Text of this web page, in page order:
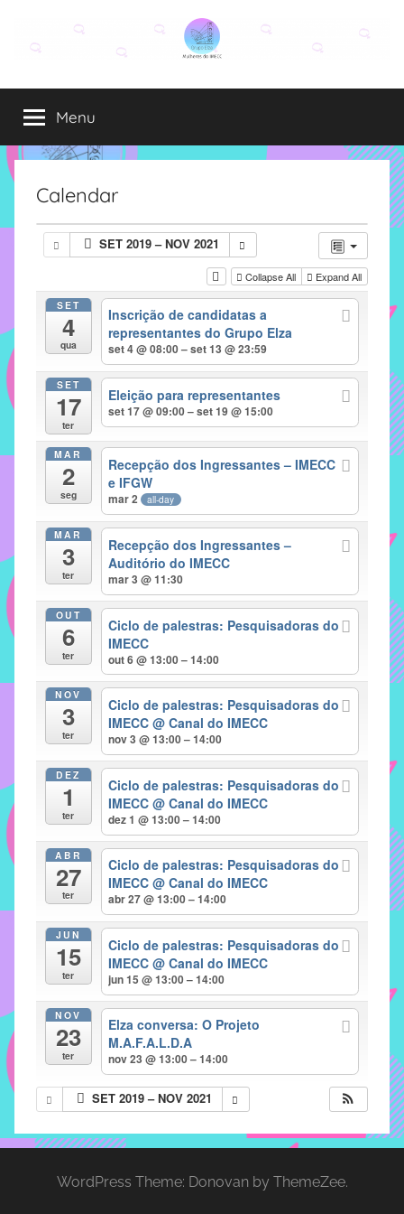
conteúdo
Grupo
Elza
Elza
é
formado
alunas,
funcionárias
IMECC
como
atribuição
implementar
mecanismos
proporcionem
fortalecimento
sociais
profissionais
alunos,
professores
pacificadoras
problemas
verificados
instituto,
para
prevenção
Menu
Calendar
SET 2019 – NOV 2021
Collapse All Expand All
SET
4
qua
Inscrição de candidatas a
representantes do Grupo Elza
set 4 @ 08:00 – set 13 @ 23:59
SET
17
ter
Eleição para representantes
set 17 @ 09:00 – set 19 @ 15:00
MAR
2
seg
Recepção dos Ingressantes – IMECC
e IFGW
mar 2 all-day
MAR
3
ter
Recepção dos Ingressantes –
Auditório do IMECC
mar 3 @ 11:30
OUT
6
ter
Ciclo de palestras: Pesquisadoras do
IMECC
out 6 @ 13:00 – 14:00
NOV
3
ter
Ciclo de palestras: Pesquisadoras do
IMECC@ Canal do IMECC
nov 3 @ 13:00 – 14:00
DEZ
1
ter
Ciclo de palestras: Pesquisadoras do
IMECC@ Canal do IMECC
dez 1 @ 13:00 – 14:00
ABR
27
ter
Ciclo de palestras: Pesquisadoras do
IMECC@ Canal do IMECC
abr 27 @ 13:00 – 14:00
JUN
15
ter
Ciclo de palestras: Pesquisadoras do
IMECC@ Canal do IMECC
jun 15 @ 13:00 – 14:00
NOV
23
ter
Elza conversa: O Projeto
M.A.F.A.L.D.A
nov 23 @ 13:00 – 14:00
SET 2019 – NOV 2021
WordPress Theme: Donovan by ThemeZee.